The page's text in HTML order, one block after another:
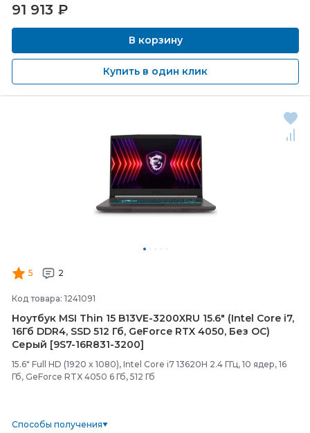
91 913 ₽
В корзину
Купить в один клик
5 2
Код товара: 1241091
Ноутбук MSI Thin 15 B13VE-3200XRU 15.6" (Intel Core i7,
16Гб DDR4, SSD 512 Гб, GeForce RTX 4050, Без ОС)
Серый [9S7-16R831-3200]
15.6" Full HD (1920 x 1080), Intel Core i7 13620H 2.4 ГГц, 10 ядер, 16
Гб, GeForce RTX 4050 6 Гб, 512 Гб
Способы получения